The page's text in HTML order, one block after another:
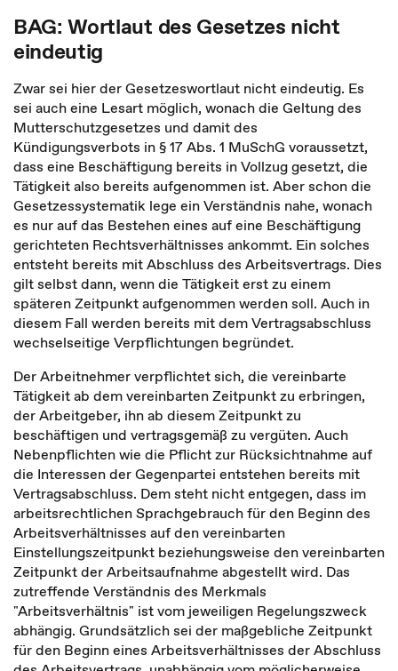
BAG: Wortlaut des Gesetzes nicht
eindeutig
Zwar sei hier der Gesetzeswortlaut nicht eindeutig. Es
sei auch eine Lesart möglich, wonach die Geltung des
Mutterschutzgesetzes und damit des
Kündigungsverbots in § 17 Abs. 1 MuSchG voraussetzt,
dass eine Beschäftigung bereits in Vollzug gesetzt, die
Tätigkeit also bereits aufgenommen ist. Aber schon die
Gesetzessystematik lege ein Verständnis nahe, wonach
es nur auf das Bestehen eines auf eine Beschäftigung
gerichteten Rechtsverhältnisses ankommt. Ein solches
entsteht bereits mit Abschluss des Arbeitsvertrags. Dies
gilt selbst dann, wenn die Tätigkeit erst zu einem
späteren Zeitpunkt aufgenommen werden soll. Auch in
diesem Fall werden bereits mit dem Vertragsabschluss
wechselseitige Verpflichtungen begründet.
Der Arbeitnehmer verpflichtet sich, die vereinbarte
Tätigkeit ab dem vereinbarten Zeitpunkt zu erbringen,
der Arbeitgeber, ihn ab diesem Zeitpunkt zu
beschäftigen und vertragsgemäß zu vergüten. Auch
Nebenpflichten wie die Pflicht zur Rücksichtnahme auf
die Interessen der Gegenpartei entstehen bereits mit
Vertragsabschluss. Dem steht nicht entgegen, dass im
arbeitsrechtlichen Sprachgebrauch für den Beginn des
Arbeitsverhältnisses auf den vereinbarten
Einstellungszeitpunkt beziehungsweise den vereinbarten
Zeitpunkt der Arbeitsaufnahme abgestellt wird. Das
zutreffende Verständnis des Merkmals
"Arbeitsverhältnis" ist vom jeweiligen Regelungszweck
abhängig. Grundsätzlich sei der maßgebliche Zeitpunkt
für den Beginn eines Arbeitsverhältnisses der Abschluss